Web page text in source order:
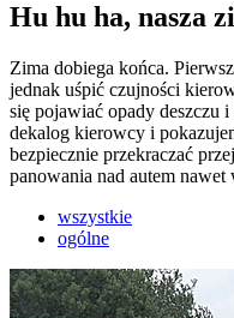
Hu hu ha, nasza
Zima dobiega końca.
jednak uśpić czujności
się pojawiać opady deszczu
dekalog kierowcy i
bezpiecznie przekraczać
panowania nad autem
wszystkie
ogólne